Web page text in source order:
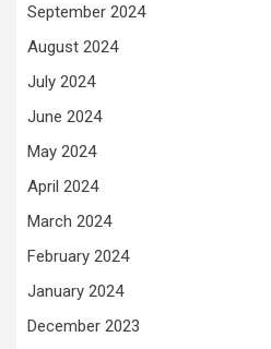
September 2024
August 2024
July 2024
June 2024
May 2024
April 2024
March 2024
February 2024
January 2024
December 2023